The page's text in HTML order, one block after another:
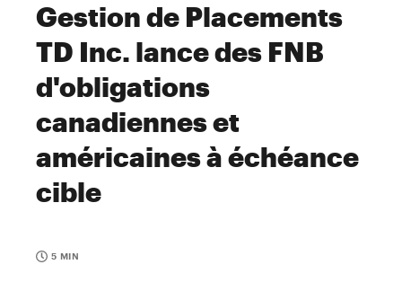
Gestion de Placements
TD Inc. lance des FNB
d'obligations
canadiennes et
américaines à échéance
cible
5 MIN